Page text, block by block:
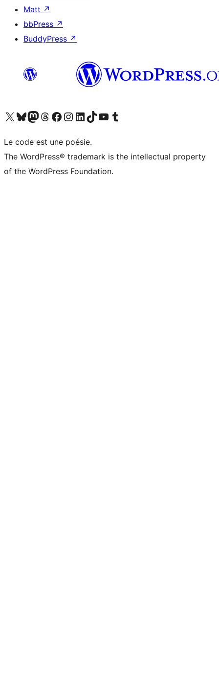
Matt ↗
bbPress ↗
BuddyPress ↗
Visitez notre compte X (précédemment Twitter)
Visiter notre compte Bluesky
Visiter notre compte Mastodon
Visiter notre compte Threads
Consulter notre compte Facebook
Consulter notre compte Instagram
Consulter notre compte LinkedIn
Visiter notre compte TokTok
Visiter notre chaîne YouTube
Visiter notre compte Tumblr
Le code est une poésie.
The WordPress® trademark is the intellectual property
of the WordPress Foundation.